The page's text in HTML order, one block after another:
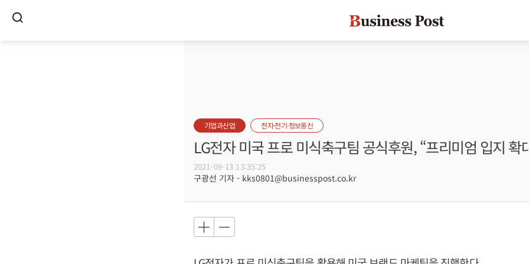
기업과산업 전자·전기·정보통신
LG전자 미국 프로 미식축구팀 공식후원, “프리미엄 입지 확
2021-09-13 13:35:25
구광선 기자 - kks0801@businesspost.co.kr